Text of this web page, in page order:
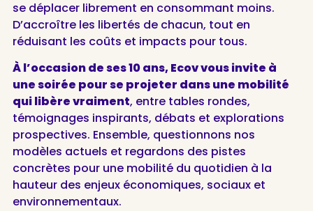
se déplacer librement en consommant moins.
D’accroître les libertés de chacun, tout en
réduisant les coûts et impacts pour tous.
À l’occasion de ses 10 ans, Ecov vous invite à
une soirée pour se projeter dans une mobilité
qui libère vraiment, entre tables rondes,
témoignages inspirants, débats et explorations
prospectives. Ensemble, questionnons nos
modèles actuels et regardons des pistes
concrètes pour une mobilité du quotidien à la
hauteur des enjeux économiques, sociaux et
environnementaux.